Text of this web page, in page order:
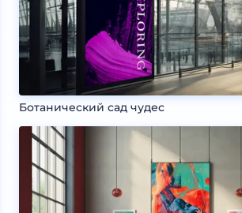
Ботанический сад чудес